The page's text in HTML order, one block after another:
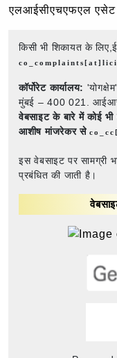
एलआईसीएचएफएल एसेट
किसी भी शिकायत के
कॉर्पोरेट कार्यालय:
मुंबई – 400 021.
वेबसाइट के बारे में कोई भी
आशीष मांजरेकर से
इस वेबसाइट पर सामग्री
प्रबंधित की जाती है।